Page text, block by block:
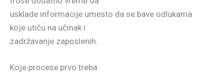
usklade informacije umesto da se bave odlukama
koje utiču na učinak i
zadržavanje zaposlenih.
Koje procese prvo treba